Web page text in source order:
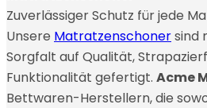
Zuverlässiger Schutz für jede
Unsere Matratzenschonersind
Sorgfalt auf Qualität,
Funktionalität gefertigt. Acme
Bettwaren-Herstellern, die